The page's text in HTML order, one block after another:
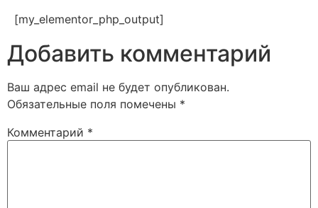
[my_elementor_php_output]
Добавить комментарий
Ваш адрес email не будет опубликован.
Обязательные поля помечены *
Комментарий *